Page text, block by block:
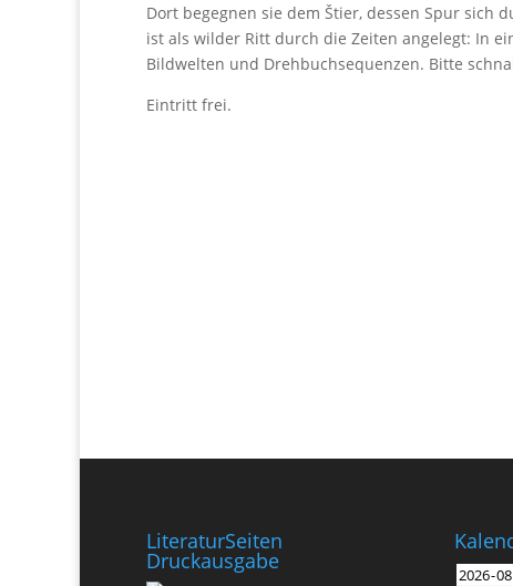
Dort begegnen sie dem Štier, dessen Spur sich
ist als wilder Ritt durch die Zeiten angelegt: In
Bildwelten und Drehbuchsequenzen. Bitte
Eintritt frei.
LiteraturSeiten
Druckausgabe